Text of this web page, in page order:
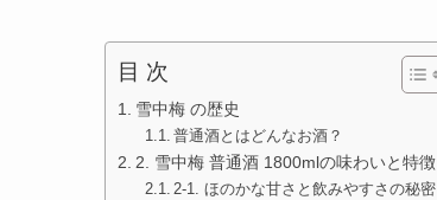
目 次
雪中梅 の歴史
普通酒とはどんなお酒？
2. 雪中梅 普通酒 1800mlの味わいと特徴
2-1. ほのかな甘さと飲みやすさの秘密